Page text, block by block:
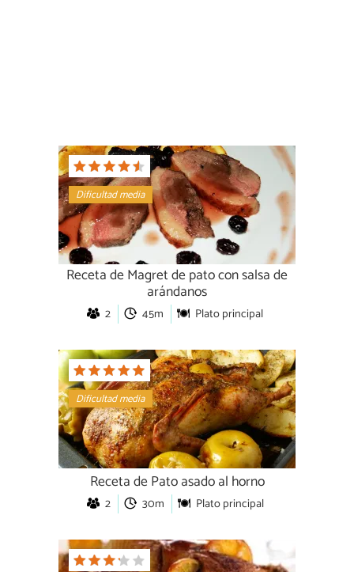
Dificultad media
Receta de Magret de pato con salsa de
arándanos
2 45m Plato principal
Dificultad media
Receta de Pato asado al horno
2 30m Plato principal